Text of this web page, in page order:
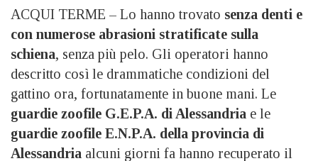
ACQUI TERME – Lo hanno trovato senza denti e
con numerose abrasioni stratificate sulla
schiena, senza più pelo. Gli operatori hanno
descritto così le drammatiche condizioni del
gattino ora, fortunatamente in buone mani. Le
guardie zoofile G.E.P.A. di Alessandria e le
guardie zoofile E.N.P.A. della provincia di
Alessandria alcuni giorni fa hanno recuperato il